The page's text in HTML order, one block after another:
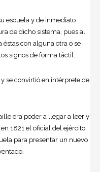
escuela y de inmediato
de dicho sistema, pues al
con alguna otra o se
signos de forma táctil.
se convirtió en intérprete de
era poder a llegar a leer y
1821 el oficial del ejército
para presentar un nuevo